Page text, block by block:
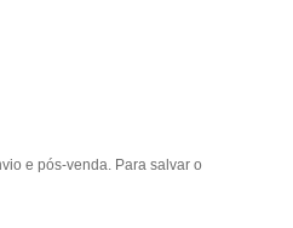
e pós-venda. Para salvar o